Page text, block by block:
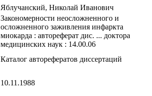
Яблучанский, Николай Иванович
Закономерности неосложненного и
осложненного заживления инфаркта
миокарда : автореферат дис. ... доктора
медицинских наук : 14.00.06
Каталог авторефератов диссертаций
10.11.1988